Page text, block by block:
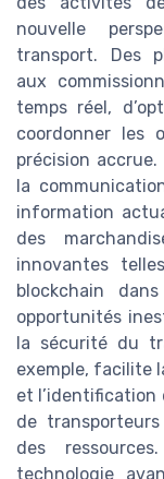
nouvelle
transport. Des
aux
temps réel,
coordonner les
précision
la
information
des
innovantes
blockchain
opportunités
la sécurité du
exemple, facilite
et l’identification
de
des
technologie